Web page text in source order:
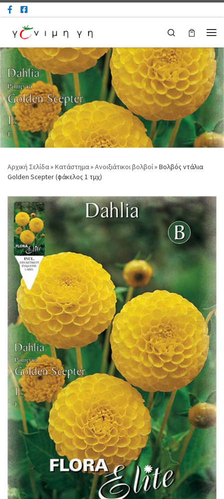
Μετάβαση στο περιεχόμενο
Search
Αρχική Σελίδα» Κατάστημα» Ανοιξιάτικοι βολβοί» Βολβός ντάλια
Golden Scepter (φάκελος 1 τμχ)